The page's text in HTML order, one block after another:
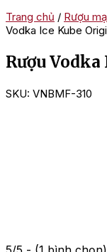
Trang chủ / Rượu
Vodka Ice Kube
Rượu
SKU: VNBMF-310